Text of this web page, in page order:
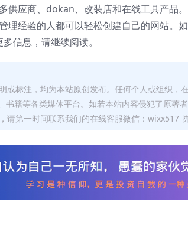
供应商、dokan、改装店和在线工具产品
理经验的人都可以轻松创建自己的网站。
信息，请继续阅读。
或标注，均为本站原创发布。任何个人或组织，
籍等各类媒体平台。如若本站内容侵犯了原著
请第一时间联系我们的在线客服微信：wixx517 协